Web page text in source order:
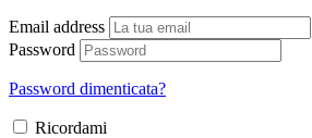
Email address
Password
Password dimenticata?
Ricordami